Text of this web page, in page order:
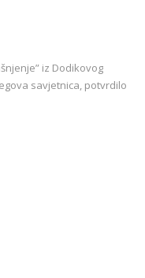
iz Dodikovog
savjetnica, potvrdilo